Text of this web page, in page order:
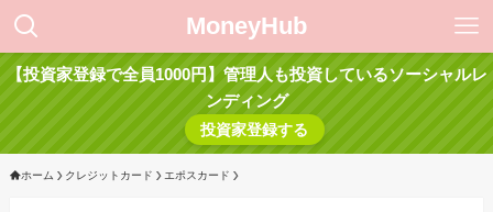
MoneyHub
【投資家登録で全員1000円】管理人も投資しているソーシャルレ
ンディング
投資家登録する
ホーム クレジットカード エポスカード